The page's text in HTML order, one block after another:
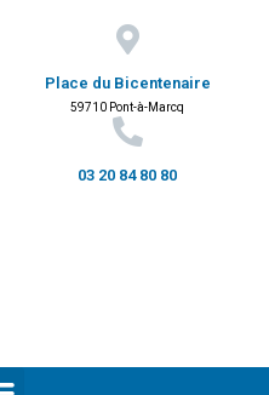
Place du Bicentenaire
59710 Pont-à-Marcq
03 20 84 80 80